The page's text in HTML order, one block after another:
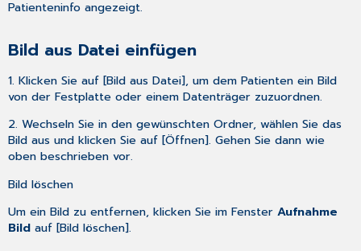
Patienteninfo angezeigt.
Bild aus Datei einfügen
1. Klicken Sie auf [Bild aus Datei], um dem Patienten ein Bild
von der Festplatte oder einem Datenträger zuzuordnen.
2. Wechseln Sie in den gewünschten Ordner, wählen Sie das
Bild aus und klicken Sie auf [Öffnen]. Gehen Sie dann wie
oben beschrieben vor.
Bild löschen
Um ein Bild zu entfernen, klicken Sie im FensterAufnahme
Bild auf [Bild löschen].